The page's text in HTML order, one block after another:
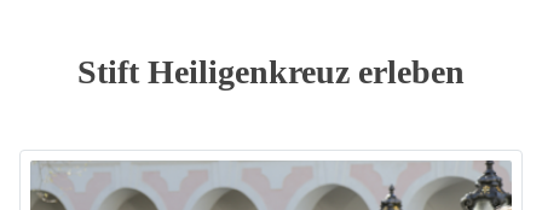
Stift Heiligenkreuz erleben